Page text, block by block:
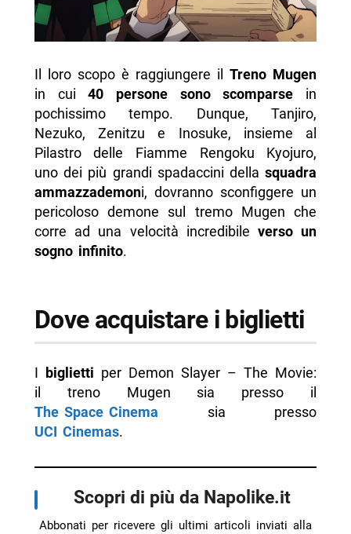
Il loro scopo è raggiungere ilTreno Mugen
in cui40 persone sono scomparse in
pochissimo tempo. Dunque, Tanjiro,
Nezuko, Zenitzu e Inosuke, insieme al
Pilastro delle Fiamme Rengoku Kyojuro,
uno dei più grandi spadaccini dellasquadra
ammazzademoni, dovranno sconfiggere un
pericoloso demone sul tremo Mugen che
corre ad una velocità incredibile verso un
sogno infinito.
Dove acquistare i biglietti
I biglietti per Demon Slayer – The Movie:
il treno Mugen sia presso il
The Space Cinema sia presso
UCI Cinemas.
Scopri di più da Napolike.it
Abbonati per ricevere gli ultimi articoli inviati alla